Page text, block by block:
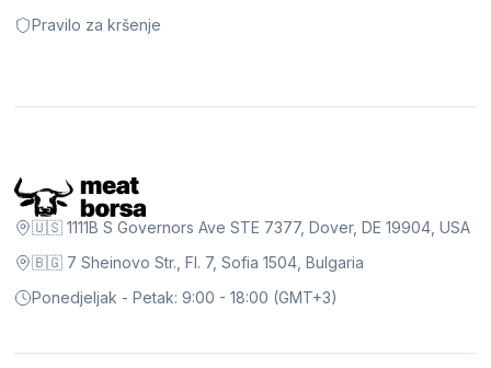
Pravilo za kršenje
🇺🇸 1111B S Governors Ave STE 7377, Dover, DE 19904, USA
🇧🇬 7 Sheinovo Str., Fl. 7, Sofia 1504, Bulgaria
Ponedjeljak - Petak: 9:00 - 18:00 (GMT+3)